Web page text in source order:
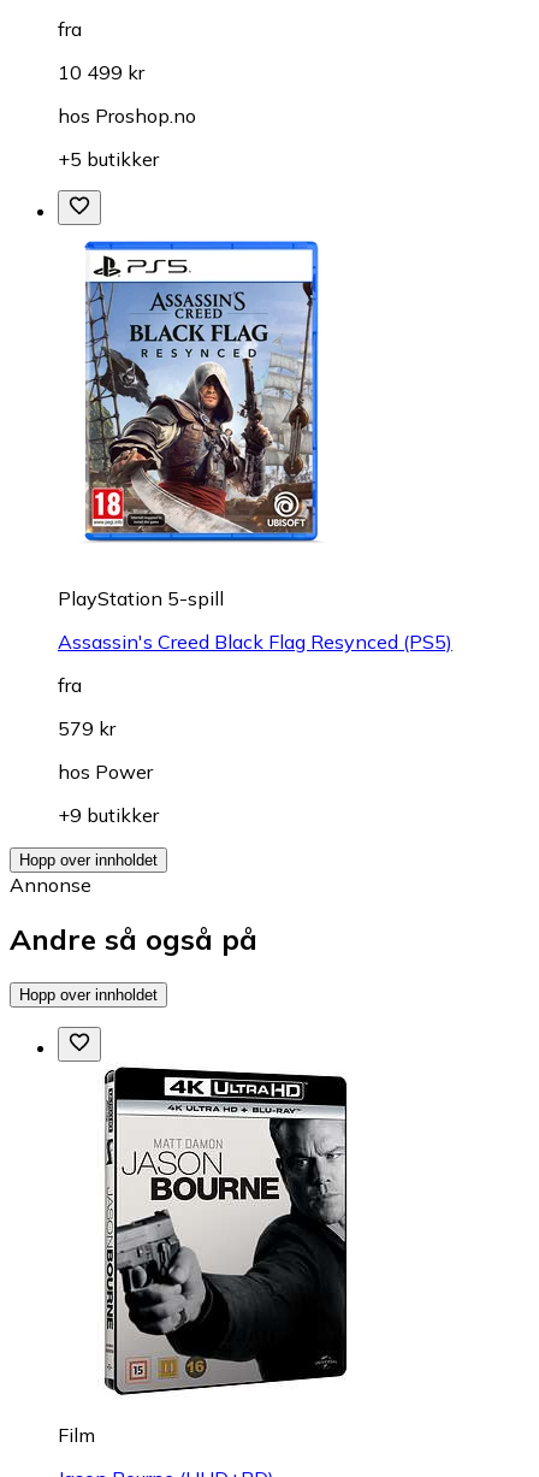
fra
10 499 kr
hos Proshop.no
+5 butikker
PlayStation 5-spill
Assassin's Creed Black Flag Resynced (PS5)
fra
579 kr
hos Power
+9 butikker
Hopp over innholdet
Annonse
Andre så også på
Hopp over innholdet
Film